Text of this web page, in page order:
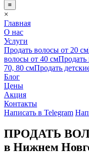
≡
×
Главная
О нас
Услуги
Продать волосы от 20 см
волосы от 40 смПродать
70, 80 смПродать
Блог
Цены
Акция
Контакты
Написать в Telegram
ПРОДАТЬ
в Нижнем